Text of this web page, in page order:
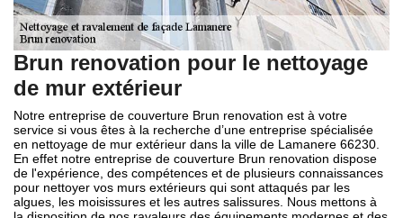
Brun renovation pour le nettoyage
de mur extérieur
Notre entreprise de couverture Brun renovation est à votre
service si vous êtes à la recherche d’une entreprise spécialisée
en nettoyage de mur extérieur dans la ville de Lamanere 66230.
En effet notre entreprise de couverture Brun renovation dispose
de l'expérience, des compétences et de plusieurs connaissances
pour nettoyer vos murs extérieurs qui sont attaqués par les
algues, les moisissures et les autres salissures. Nous mettons à